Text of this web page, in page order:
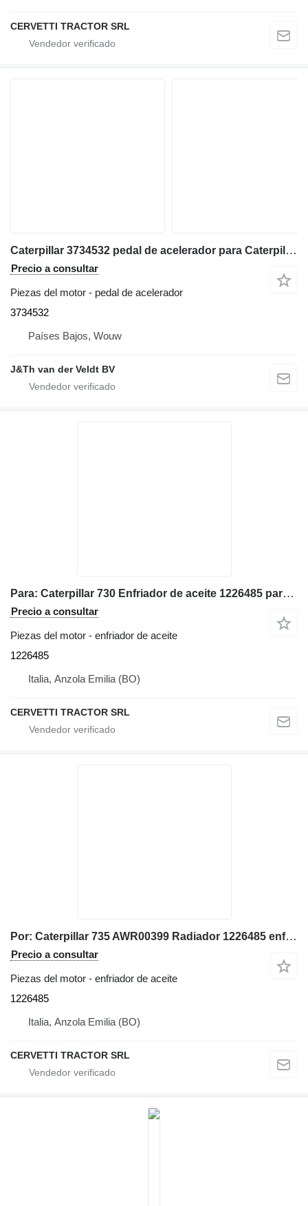
CERVETTI TRACTOR SRL
Caterpillar 3734532 pedal de acelerador para Caterpillar 730C 725C volquete articulado
Precio a consultar
Piezas del motor - pedal de acelerador
3734532
Países Bajos, Wouw
J&Th van der Veldt BV
Para: Caterpillar 730 Enfriador de aceite 1226485 para Caterpillar 730 volquete articulado
Precio a consultar
Piezas del motor - enfriador de aceite
1226485
Italia, Anzola Emilia (BO)
CERVETTI TRACTOR SRL
Por: Caterpillar 735 AWR00399 Radiador 1226485 enfriador de aceite para Caterpillar 735 AWR00399 volquete articulado
Precio a consultar
Piezas del motor - enfriador de aceite
1226485
Italia, Anzola Emilia (BO)
CERVETTI TRACTOR SRL